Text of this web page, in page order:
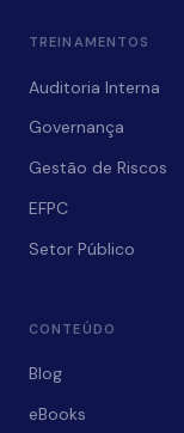
TREINAMENTOS
Auditoria Interna
Governança
Gestão de Riscos
EFPC
Setor Público
CONTEÚDO
Blog
eBooks